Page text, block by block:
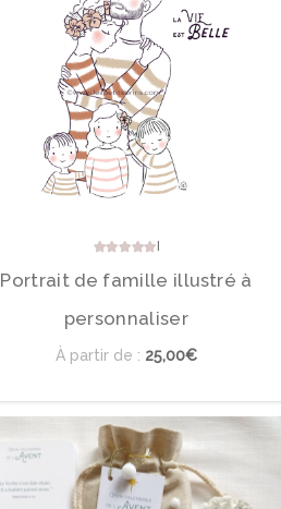
Note
Portrait de famille illustré à
personnaliser
À partir de : 25,00€